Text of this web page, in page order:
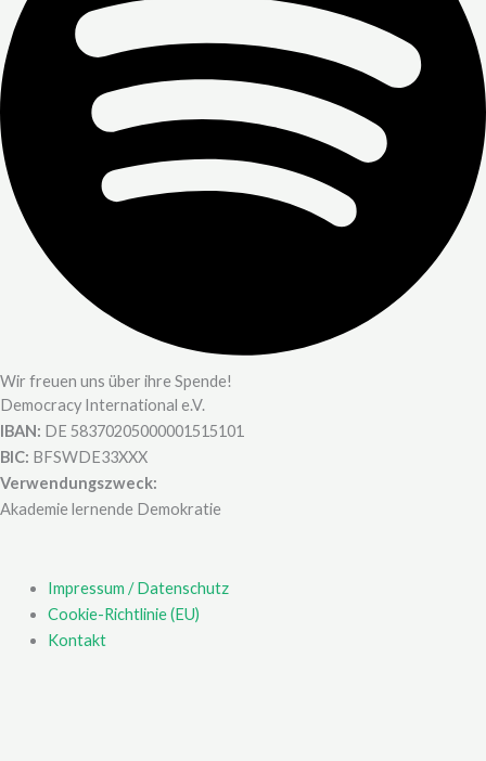
Wir freuen uns über ihre Spende!
Democracy International e.V.
IBAN: DE 58370205000001515101
BIC: BFSWDE33XXX
Verwendungszweck:
Akademie lernende Demokratie
Impressum / Datenschutz
Cookie-Richtlinie (EU)
Kontakt